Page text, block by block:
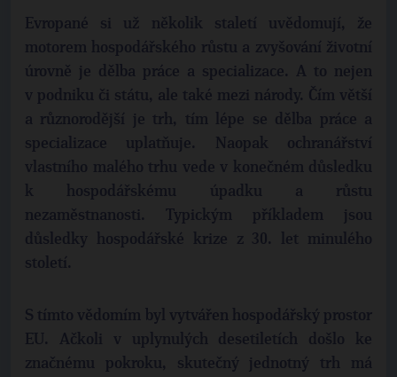
Evropané si už několik staletí uvědomují, že
motorem hospodářského růstu a zvyšování životní
úrovně je dělba práce a specializace. A to nejen
v podniku či státu, ale také mezi národy. Čím větší
a různorodější je trh, tím lépe se dělba práce a
specializace uplatňuje. Naopak ochranářství
vlastního malého trhu vede v konečném důsledku
k hospodářskému úpadku a růstu
nezaměstnanosti. Typickým příkladem jsou
důsledky hospodářské krize z 30. let minulého
století.
S tímto vědomím byl vytvářen hospodářský prostor
EU. Ačkoli v uplynulých desetiletích došlo ke
značnému pokroku, skutečný jednotný trh má